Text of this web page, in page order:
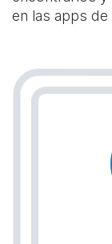
en las apps